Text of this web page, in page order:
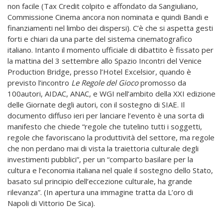
non facile (Tax Credit colpito e affondato da Sangiuliano,
Commissione Cinema ancora non nominata e quindi Bandi e
finanziamenti nel limbo dei dispersi). C’è che si aspetta gesti
forti e chiari da una parte del sistema cinematografico
italiano. Intanto il momento ufficiale di dibattito è fissato per
la mattina del 3 settembre allo Spazio Incontri del Venice
Production Bridge, presso l’Hotel Excelsior, quando è
previsto l’incontro Le Regole del Giocopromosso da
100autori, AIDAC, ANAC, e WGI nell’ambito della XXI edizione
delle Giornate degli autori, con il sostegno di SIAE. Il
documento diffuso ieri per lanciare l’evento è una sorta di
manifesto che chiede “regole che tutelino tutti i soggetti,
regole che favoriscano la produttività del settore, ma regole
che non perdano mai di vista la traiettoria culturale degli
investimenti pubblici”, per un “comparto basilare per la
cultura e l’economia italiana nel quale il sostegno dello Stato,
basato sul principio dell’eccezione culturale, ha grande
rilevanza”. (In apertura una immagine tratta da L’oro di
Napoli di Vittorio De Sica).